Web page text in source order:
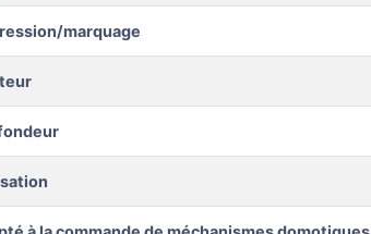
marquage